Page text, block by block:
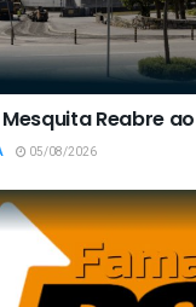
Reabre
05/08/2026